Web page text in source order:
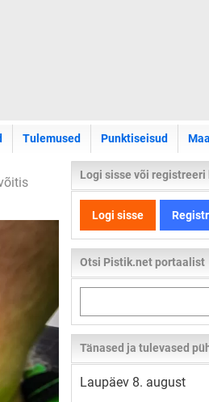
Tulemused Punktiseisud
Logi sisse või
Logi sisse
Otsi Pistik.net portaalist
kogu
lehelt
Tänased ja tulevased
Laupäev 8. august